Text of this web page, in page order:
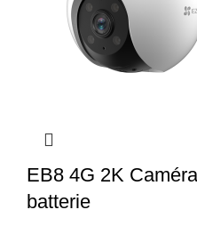
EB8 4G 2K
batterie